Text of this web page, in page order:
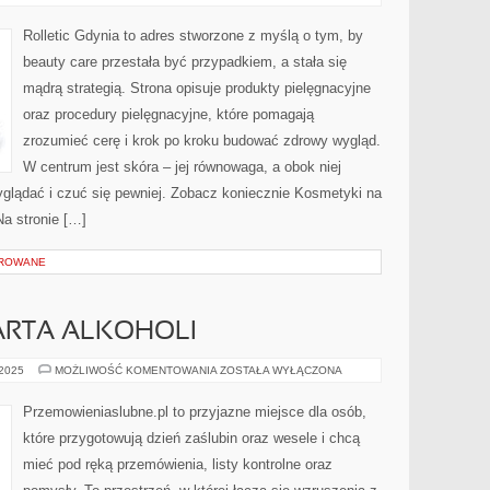
Rolletic Gdynia to adres stworzone z myślą o tym, by
beauty care przestała być przypadkiem, a stała się
mądrą strategią. Strona opisuje produkty pielęgnacyjne
oraz procedury pielęgnacyjne, które pomagają
zrozumieć cerę i krok po kroku budować zdrowy wygląd.
W centrum jest skóra – jej równowaga, a obok niej
i czuć się pewniej. Zobacz koniecznie Kosmetyki na
stronie […]
ALKOHOLI
MOŻLIWOŚĆ KOMENTOWANIA BARY,
ALKOHOLI
ZOSTAŁA WYŁĄCZONA
Przemowieniaslubne.pl to przyjazne miejsce dla osób,
które przygotowują dzień zaślubin oraz wesele i chcą
mieć pod ręką przemówienia, listy kontrolne oraz